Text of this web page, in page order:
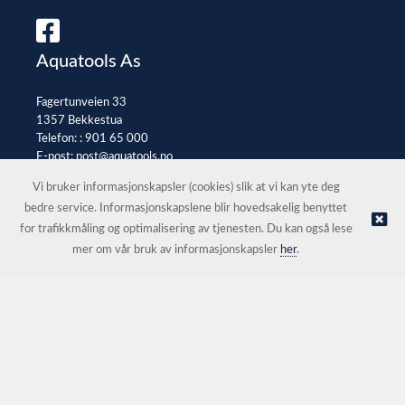
Aquatools As
Fagertunveien 33
1357 Bekkestua
Telefon: : 901 65 000
E-post:post@aquatools.no
© Aquatools As |Nettbutikk levert av Kréatif
Vi bruker informasjonskapsler (cookies) slik at vi kan yte deg
bedre service. Informasjonskapslene blir hovedsakelig benyttet
for trafikkmåling og optimalisering av tjenesten. Du kan også lese
mer om vår bruk av informasjonskapsler her.